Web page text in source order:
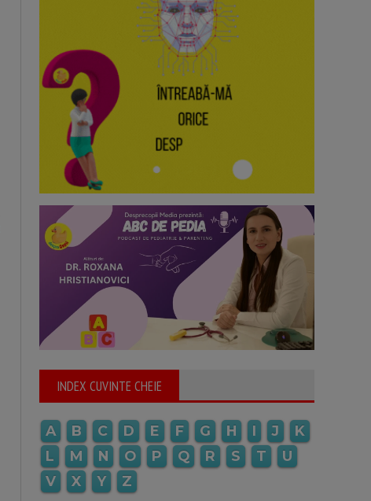
INDEX CUVINTE CHEIE
A B C D E F G H I J
K
L
M N O P Q R S T
U
V
X Y Z